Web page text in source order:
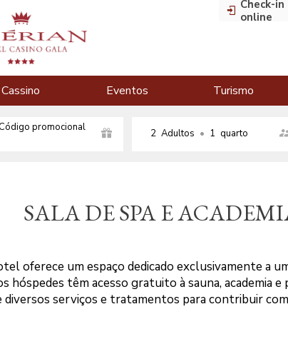
Check-in
online
Cassino Eventos Turismo
Código promocional 2 Adultos • 1 quarto
SALA DE SPA E
oferece um espaço dedicado exclusivamente a
hóspedes têm acesso gratuito à sauna, academia e
serviços e tratamentos para contribuir